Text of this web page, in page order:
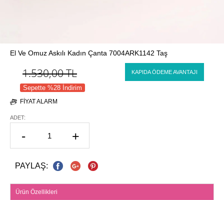
El Ve Omuz Askılı Kadın Çanta 7004ARK1142 Taş
1.530,00TL KAPIDA ÖDEME AVANTAJI
Sepette %28 İndirim
FIYAT ALARM
ADET:
- +
PAYLAŞ:
Ürün Özellikleri